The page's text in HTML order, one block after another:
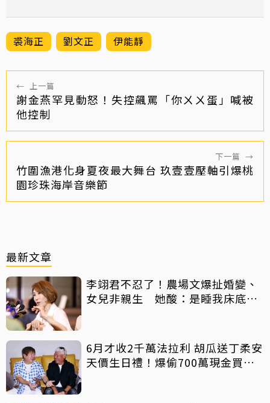
裘海正 劉文正 伊能靜
← 上一篇
謝金燕罕見動怒！失控飆罵「你ㄨㄨ蛋」喊被
他控制
下一篇 →
竹圍漁港化身夏夜最大舞台 玖壹壹壓軸引爆桃
園珍珠海岸音樂節
最新文章
李翊君不忍了！農場文爆扯婚變、
女兒非親生 她酸：是睡我床底
6月才收2千萬法拉利 胡瓜送丁柔安
天價生日禮！爆偷700萬現金買禮